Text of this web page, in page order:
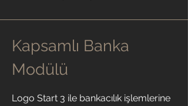
Kapsamlı Banka
Modülü
Logo Start 3 ile bankacılık işlemlerine